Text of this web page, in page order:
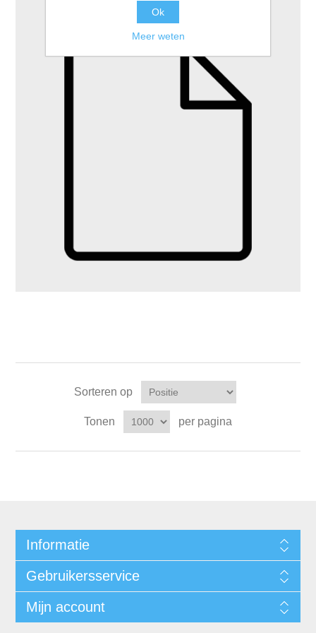
Sorteren op
Tonen per pagina
Informatie
Gebruikersservice
Mijn account
Ok
Meer weten